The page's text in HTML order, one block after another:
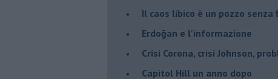
​Il caos libico è un pozzo senza
Erdoğan e l'informazione
Crisi Corona, crisi Johnson,
Capitol Hill un anno dopo